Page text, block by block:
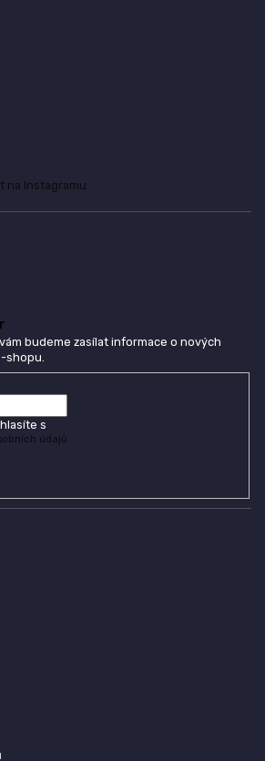
na Instagramu
budeme zasílat informace o nových
shopu.
s
údajů